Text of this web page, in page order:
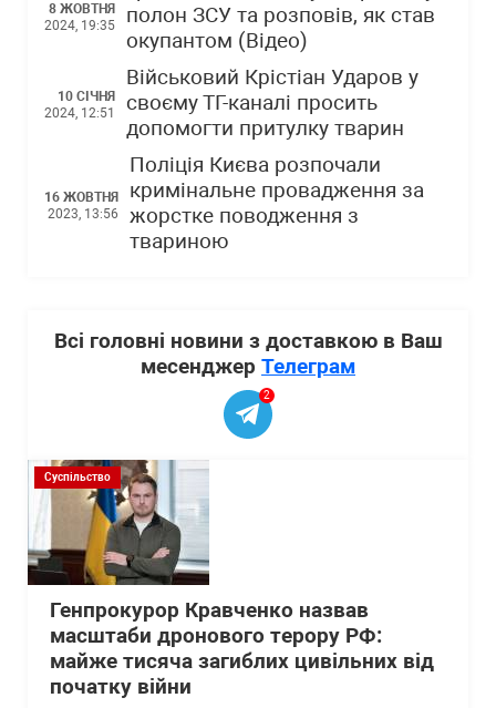
8 ЖОВТНЯ
2024, 19:35
полон ЗСУ та розповів, як став
окупантом (Відео)
10 СІЧНЯ
2024, 12:51
Військовий Крістіан Ударов у
своєму ТГ-каналі просить
допомогти притулку тварин
16 ЖОВТНЯ
2023, 13:56
Поліція Києва розпочали
кримінальне провадження за
жорстке поводження з
твариною
Всі головні новини з доставкою в Ваш
месенджер Телеграм
2
Суспільство
Генпрокурор Кравченко назвав
масштаби дронового терору РФ:
майже тисяча загиблих цивільних від
початку війни